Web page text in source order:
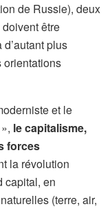
de Russie), deux
être
plus
orientations
et le
le capitalisme,
forces
la révolution
capital, en
(terre, air,